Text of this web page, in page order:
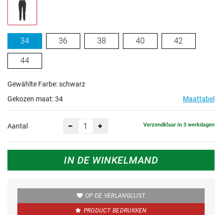
34 36 38 40 42
44
Gewählte Farbe: schwarz
Gekozen maat:34 Maattabel
Aantal Verzendklaar in 3 werkdagen
IN DE WINKELMAND
OP DE VERLANGLIJST
PRODUCT BEDRUKKEN